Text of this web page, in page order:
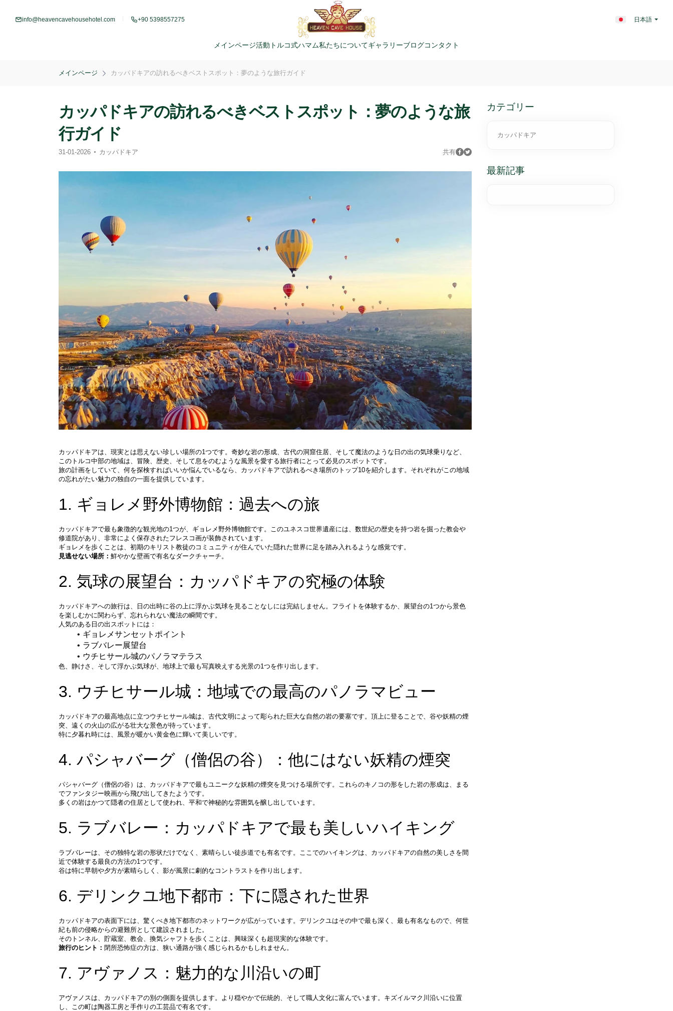
info@heavencavehousehotel.com +90 5398557275 日本語
メインページ活動 トルコ式ハマム私たちについてギャラリーブログコンタクト
メインページ カッパドキアの訪れるべきベストスポット：夢のような旅行ガイド
カッパドキアの訪れるべきベストスポット：夢のような旅
行ガイド
31-01-2026 カッパドキア 共有
カッパドキアは、現実とは思えない珍しい場所の1つです。奇妙な岩の形成、古代の洞窟住居、そして魔法のような日の出の気球乗りなど、
このトルコ中部の地域は、冒険、歴史、そして息をのむような風景を愛する旅行者にとって必見のスポットです。
旅の計画をしていて、何を探検すればいいか悩んでいるなら、カッパドキアで訪れるべき場所のトップ10を紹介します。それぞれがこの地域
の忘れがたい魅力の独自の一面を提供しています。
1. ギョレメ野外博物館：過去への旅
カッパドキアで最も象徴的な観光地の1つが、ギョレメ野外博物館です。このユネスコ世界遺産には、数世紀の歴史を持つ岩を掘った教会や
修道院があり、非常によく保存されたフレスコ画が装飾されています。
ギョレメを歩くことは、初期のキリスト教徒のコミュニティが住んでいた隠れた世界に足を踏み入れるような感覚です。
見逃せない場所： 鮮やかな壁画で有名なダークチャーチ。
2. 気球の展望台：カッパドキアの究極の体験
カッパドキアへの旅行は、日の出時に谷の上に浮かぶ気球を見ることなしには完結しません。フライトを体験するか、展望台の1つから景色
を楽しむかに関わらず、忘れられない魔法の瞬間です。
人気のある日の出スポットには：
ギョレメサンセットポイント
ラブバレー展望台
ウチヒサール城のパノラマテラス
色、静けさ、そして浮かぶ気球が、地球上で最も写真映えする光景の1つを作り出します。
3. ウチヒサール城：地域での最高のパノラマビュー
カッパドキアの最高地点に立つウチヒサール城は、古代文明によって彫られた巨大な自然の岩の要塞です。頂上に登ることで、谷や妖精の煙
突、遠くの火山の広がる壮大な景色が待っています。
特に夕暮れ時には、風景が暖かい黄金色に輝いて美しいです。
4. パシャバーグ（僧侶の谷）：他にはない妖精の煙突
パシャバーグ（僧侶の谷）は、カッパドキアで最もユニークな妖精の煙突を見つける場所です。これらのキノコの形をした岩の形成は、まる
でファンタジー映画から飛び出してきたようです。
多くの岩はかつて隠者の住居として使われ、平和で神秘的な雰囲気を醸し出しています。
5. ラブバレー：カッパドキアで最も美しいハイキング
ラブバレーは、その独特な岩の形状だけでなく、素晴らしい徒歩道でも有名です。ここでのハイキングは、カッパドキアの自然の美しさを間
近で体験する最良の方法の1つです。
谷は特に早朝や夕方が素晴らしく、影が風景に劇的なコントラストを作り出します。
6. デリンクユ地下都市：下に隠された世界
カッパドキアの表面下には、驚くべき地下都市のネットワークが広がっています。デリンクユはその中で最も深く、最も有名なもので、何世
紀も前の侵略からの避難所として建設されました。
そのトンネル、貯蔵室、教会、換気シャフトを歩くことは、興味深くも超現実的な体験です。
旅行のヒント： 閉所恐怖症の方は、狭い通路が強く感じられるかもしれません。
7. アヴァノス：魅力的な川沿いの町
アヴァノスは、カッパドキアの別の側面を提供します。より穏やかで伝統的、そして職人文化に富んでいます。キズイルマク川沿いに位置
し、この町は陶器工房と手作りの工芸品で有名です。
カテゴリー
カッパドキア
最新記事